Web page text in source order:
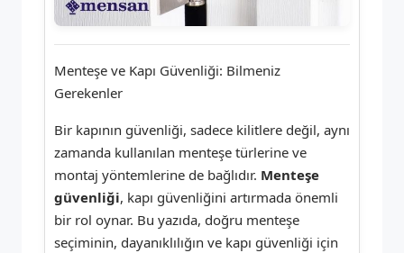
Menteşe ve Kapı Güvenliği: Bilmeniz
Gerekenler
Bir kapının güvenliği, sadece kilitlere değil, aynı
zamanda kullanılan menteşe türlerine ve
montaj yöntemlerine de bağlıdır. Menteşe
güvenliği, kapı güvenliğini artırmada önemli
bir rol oynar. Bu yazıda, doğru menteşe
seçiminin, dayanıklılığın ve kapı güvenliği için